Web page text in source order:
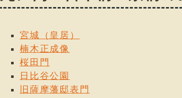
宮城（皇居）
楠木正成像
桜田門
日比谷公園
旧薩摩藩邸表門